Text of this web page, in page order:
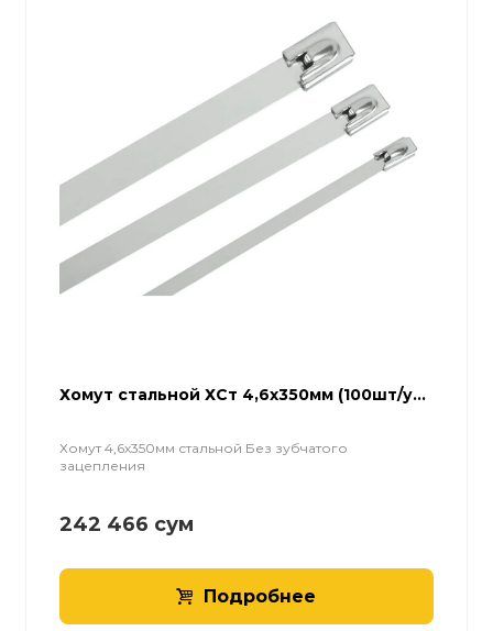
Хомут стальной ХСт 4,6х350мм (100шт/у...
Хомут 4,6х350мм стальной Без зубчатого
зацепления
242 466 сум
Подробнее